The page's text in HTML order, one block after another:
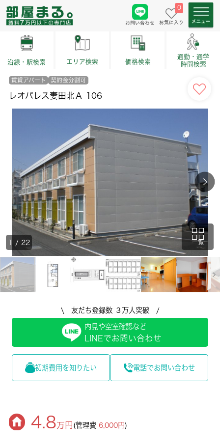
お問い合わせ
0
お気に入り
沿線・駅検索 エリア検索 価格検索
通勤・通学
時間検索
賃貸アパート 契約金分割可
レオパレス妻田北Ａ 106
一覧
1 / 22
\ 友だち登録数 ３万人突破 /
内見や空室確認など
LINEでお問い合わせ
初期費用を知りたい 電話でお問い合わせ
4.8万円 (管理費 6,000円)